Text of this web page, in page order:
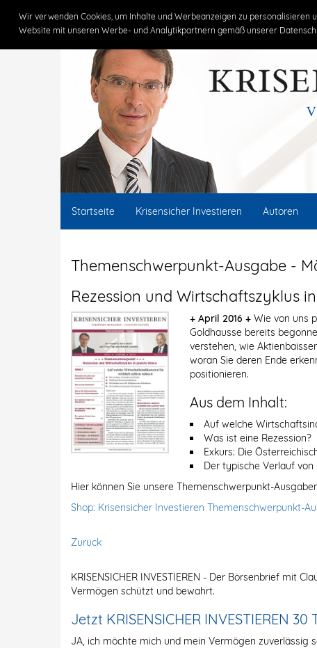
Wir verwenden Cookies, um Inhalte und Werbeanzeigen zu
Website mit unseren Werbe- und Analytikpartnern gemäß unserer
Claus Vogt
Startseite Krisensicher Investieren Autoren
Themenschwerpunkt-Ausgabe -
Rezession und Wirtschaftszyklus
+ April 2016 +Wie von uns
Goldhausse bereits
verstehen, wie
woran Sie deren Ende
positionieren.
Aus dem Inhalt:
Auf welche
Was ist eine Rezession?
Exkurs: Die
Der typische Verlauf von
Hier können Sie unsere Themenschwerpunkt-
Shop: Krisensicher Investieren Themenschwerpunkt-
Zurück
KRISENSICHER INVESTIEREN - Der Börsenbrief mit
Vermögen schützt und bewahrt.
Jetzt KRISENSICHER INVESTIEREN
JA, ich möchte mich und mein Vermögen zuverlässig